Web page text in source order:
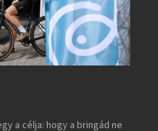
a célja: hogy a bringád ne